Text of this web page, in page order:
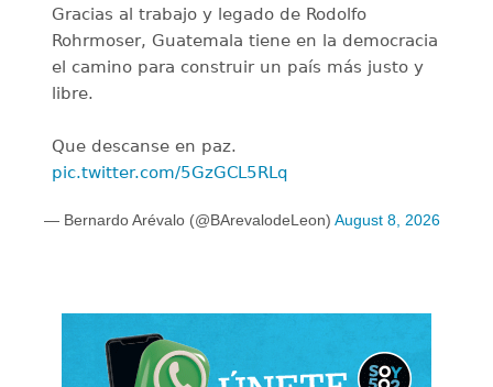
Gracias al trabajo y legado de Rodolfo
Rohrmoser, Guatemala tiene en la democracia
el camino para construir un país más justo y
libre.
Que descanse en paz.
pic.twitter.com/5GzGCL5RLq
— Bernardo Arévalo (@BArevalodeLeon) August 8, 2026